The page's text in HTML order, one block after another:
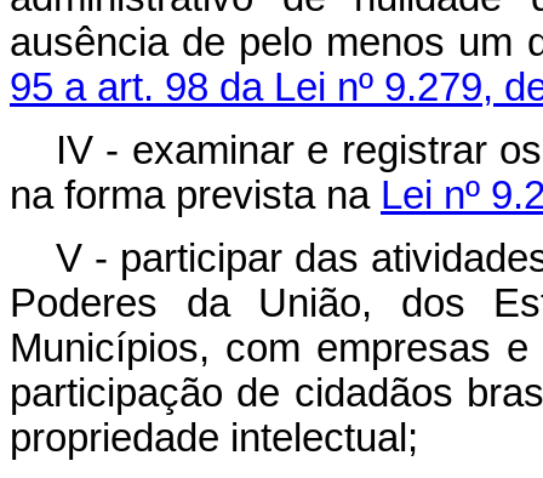
ausência de pelo menos um
95 a art. 98 da Lei nº 9.279,
IV - examinar e registrar
na forma prevista na Lei nº
V - participar das
Poderes da União, dos
Municípios, com empresas
participação de cidadãos
propriedade intelectual;